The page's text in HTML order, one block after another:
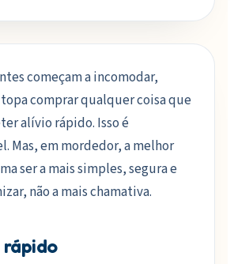
começam a incomodar,
comprar qualquer coisa que
alívio rápido. Isso é
Mas, em mordedor, a melhor
ser a mais simples, segura e
não a mais chamativa.
rápido